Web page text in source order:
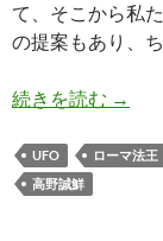
て、そこから私
の提案もあり、
続きを読む 体に
→
UFO ローマ法王
高野誠鮮